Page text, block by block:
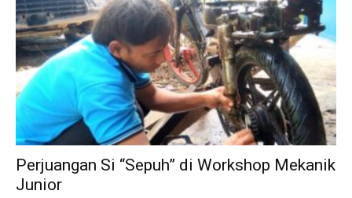
Perjuangan Si “Sepuh” di Workshop Mekanik
Junior